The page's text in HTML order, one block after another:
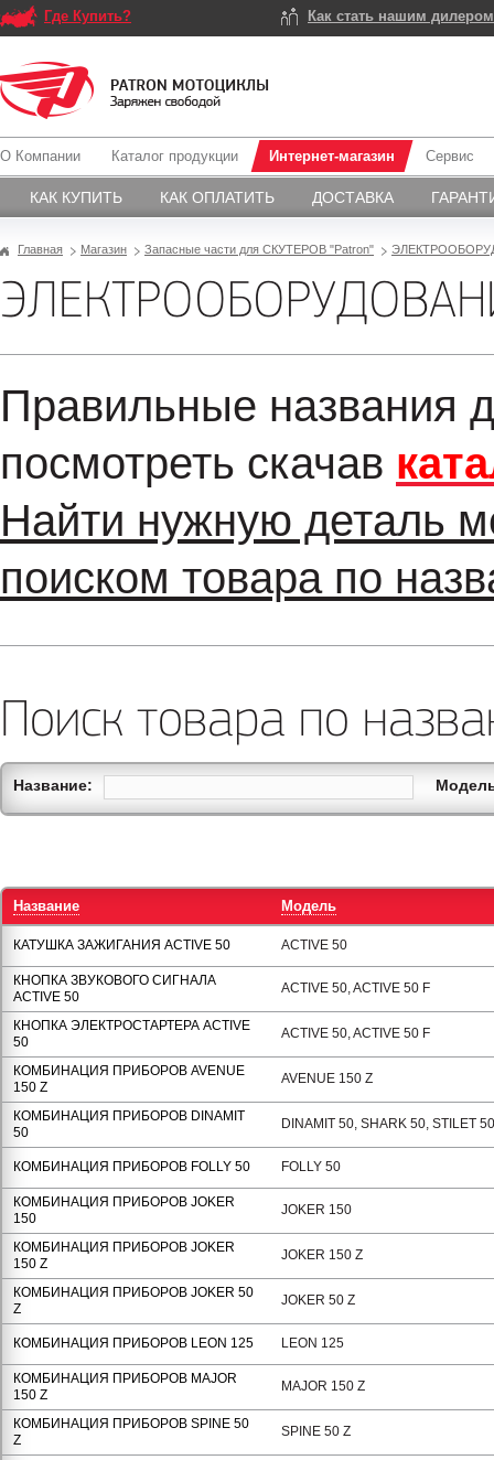
Где Купить? Как стать нашим
О Компании Каталог продукции Интернет-магазин
КАК КУПИТЬ КАК ОПЛАТИТЬ ДОСТАВКА
Сервис
Главная Магазин Запасные части для СКУТЕРОВ "Patron"
Правильные названия
посмотреть скачав
Найти нужную деталь
поиском товара по
Поиск товара по
Название:
Название Модель
КАТУШКА ЗАЖИГАНИЯ АCTIVE 50 ACTIVE 50
КНОПКА ЗВУКОВОГО СИГНАЛА
АCTIVE 50
ACTIVE 50, ACTIVE 50 F
КНОПКА ЭЛЕКТРОСТАРТЕРА АCTIVE
50
ACTIVE 50, ACTIVE 50 F
КОМБИНАЦИЯ ПРИБОРОВ AVENUE
150 Z
AVENUE 150 Z
КОМБИНАЦИЯ ПРИБОРОВ DINAMIT
50
DINAMIT 50, SHARK 50, STILET 50
КОМБИНАЦИЯ ПРИБОРОВ FOLLY 50 FOLLY 50
КОМБИНАЦИЯ ПРИБОРОВ JOKER
150
JOKER 150
КОМБИНАЦИЯ ПРИБОРОВ JOKER
150 Z
JOKER 150 Z
КОМБИНАЦИЯ ПРИБОРОВ JOKER 50
Z
JOKER 50 Z
КОМБИНАЦИЯ ПРИБОРОВ LEON 125 LEON 125
КОМБИНАЦИЯ ПРИБОРОВ MAJOR
150 Z
MAJOR 150 Z
КОМБИНАЦИЯ ПРИБОРОВ SPINE 50
Z
SPINE 50 Z